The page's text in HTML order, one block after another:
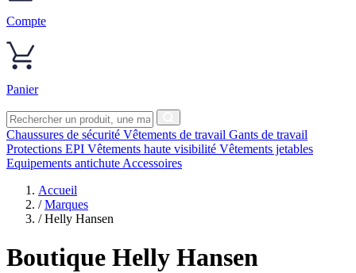
Compte
Panier
Chaussures de sécurité Vêtements de travail Gants de travail
Protections EPI Vêtements haute visibilité Vêtements jetables
Equipements antichute Accessoires
Accueil
/ Marques
/ Helly Hansen
Boutique Helly Hansen